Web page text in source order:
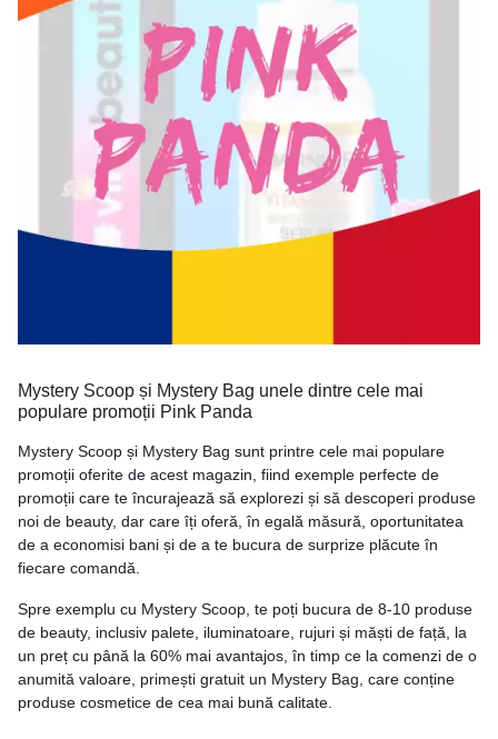
Mystery Scoop și Mystery Bag unele dintre cele mai
populare promoții Pink Panda
Mystery Scoop și Mystery Bag sunt printre cele mai populare
promoții oferite de acest magazin, fiind exemple perfecte de
promoții care te încurajează să explorezi și să descoperi produse
noi de beauty, dar care îți oferă, în egală măsură, oportunitatea
de a economisi bani și de a te bucura de surprize plăcute în
fiecare comandă.
Spre exemplu cu Mystery Scoop, te poți bucura de 8-10 produse
de beauty, inclusiv palete, iluminatoare, rujuri și măști de față, la
un preț cu până la 60% mai avantajos, în timp ce la comenzi de o
anumită valoare, primești gratuit un Mystery Bag, care conține
produse cosmetice de cea mai bună calitate.